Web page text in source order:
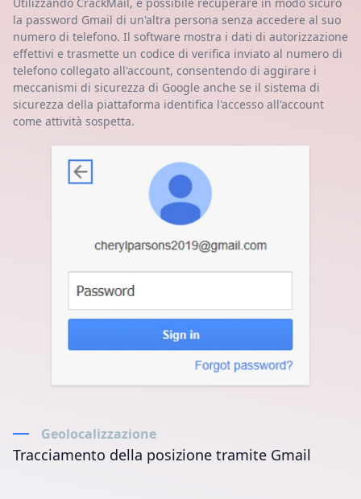
la password Gmail di un'altra persona senza accedere al suo
numero di telefono. Il software mostra i dati di autorizzazione
effettivi e trasmette un codice di verifica inviato al numero di
telefono collegato all'account, consentendo di aggirare i
meccanismi di sicurezza di Google anche se il sistema di
sicurezza della piattaforma identifica l'accesso all'account
come attività sospetta.
Geolocalizzazione
Tracciamento della posizione tramite Gmail